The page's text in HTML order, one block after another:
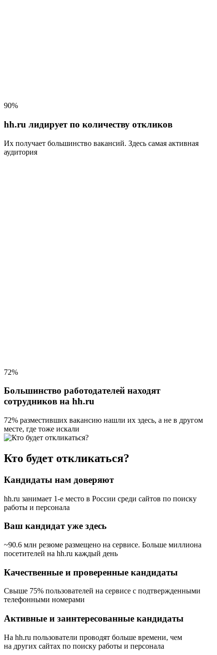
90%
hh.ru лидирует по количеству откликов
Их получает большинство вакансий. Здесь самая активная
аудитория
72%
Большинство работодателей находят
сотрудников на hh.ru
72% разместивших вакансию нашли их здесь, а не в другом
месте, где тоже искали
Кто будет откликаться?
Кандидаты нам доверяют
hh.ru занимает 1-е место в России среди сайтов по поиску
работы и персонала
Ваш кандидат уже здесь
~90.6 млн резюме размещено на сервисе. Больше миллиона
посетителей на hh.ru каждый день
Качественные и проверенные кандидаты
Свыше 75% пользователей на сервисе с подтвержденными
телефонными номерами
Активные и заинтересованные кандидаты
На hh.ru пользователи проводят больше времени, чем
на других сайтах по поиску работы и персонала